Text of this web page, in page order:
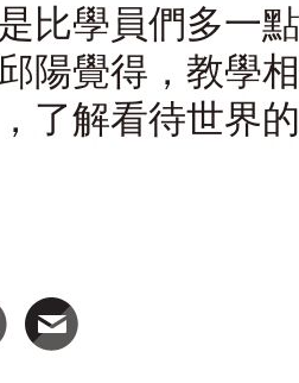
是比學員們多一
陽覺得，教學
了解看待世界